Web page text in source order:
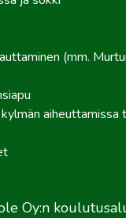
(mm.
aiheuttamissa
Oy:n